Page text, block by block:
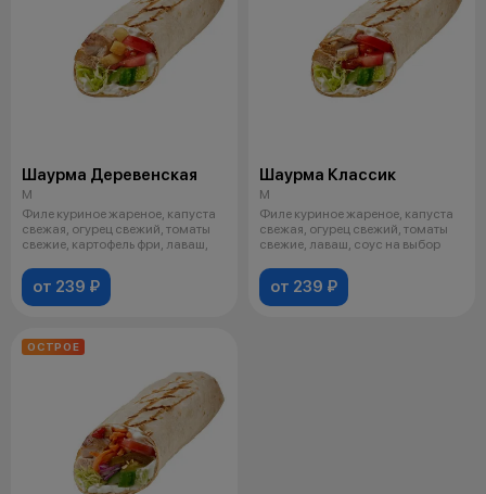
Шаурма Деревенская
M
Филе куриное жареное, капуста
свежая, огурец свежий, томаты
свежие, картофель фри, лаваш,
от 239 ₽
Шаурма Классик
M
Филе куриное жареное, капуста
свежая, огурец свежий, томаты
свежие, лаваш, соус на выбор
от 239 ₽
ОСТРОЕ